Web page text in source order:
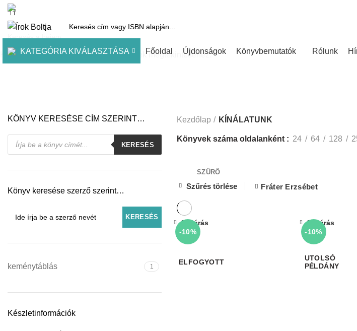
KATEGÓRIA KIVÁLASZTÁSA Főoldal Újdonságok Könyvbemutatók Rólunk
KÖNYV KERESÉSE CÍM SZERINT…
Products
search
KERESÉS
Könyv keresése szerző szerint…
keménytáblás 1
Készletinformációk
Kezdőlap KÍNÁLATUNK
Könyvek száma oldalanként 24 64 128
SZŰRŐ
Szűrés törlése Fráter Erzsébet
-10%
ELFOGYOTT
Bezárás
-10%
Bezárás
Kezdje el gépelni a keresett bejegyzések megtekintéséhez.